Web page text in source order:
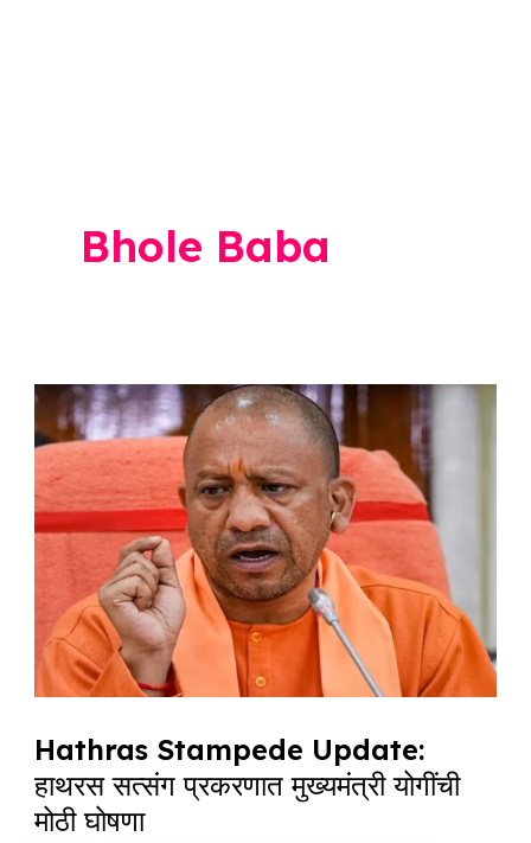
Bhole Baba
Hathras Stampede Update:
हाथरस सत्संग प्रकरणात मुख्यमंत्री योगींची
मोठी घोषणा
Hathras
Stampede
Update:
हाथरस
सत्संग
प्रकरणात
मुख्यमंत्री
योगींची
मोठी
घोषणा